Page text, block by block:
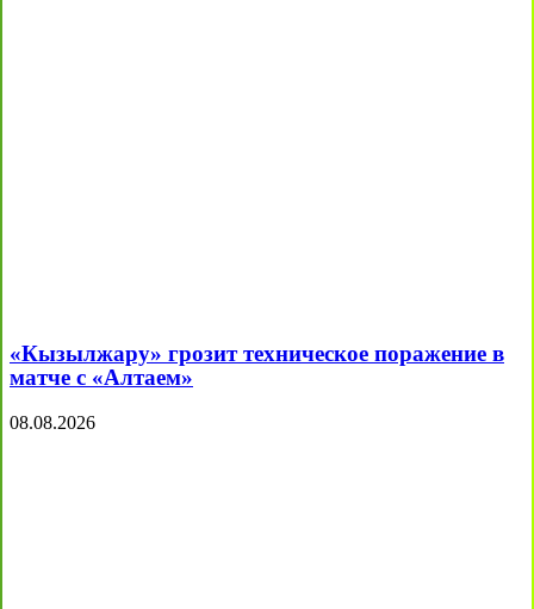
«Кызылжару» грозит техническое поражение в
матче с «Алтаем»
08.08.2026